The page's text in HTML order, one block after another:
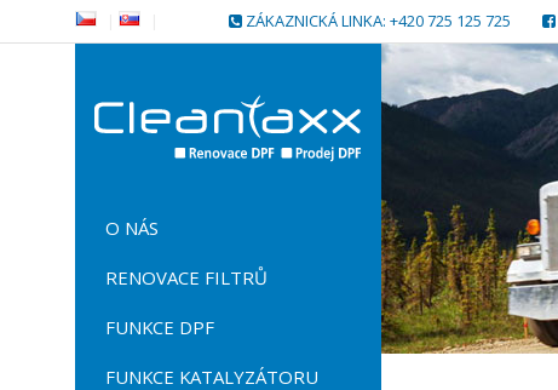
ZÁKAZNICKÁ LINKA: +420 725 125 725
O NÁS
RENOVACE FILTRŮ
FUNKCE DPF
FUNKCE KATALYZÁTORU